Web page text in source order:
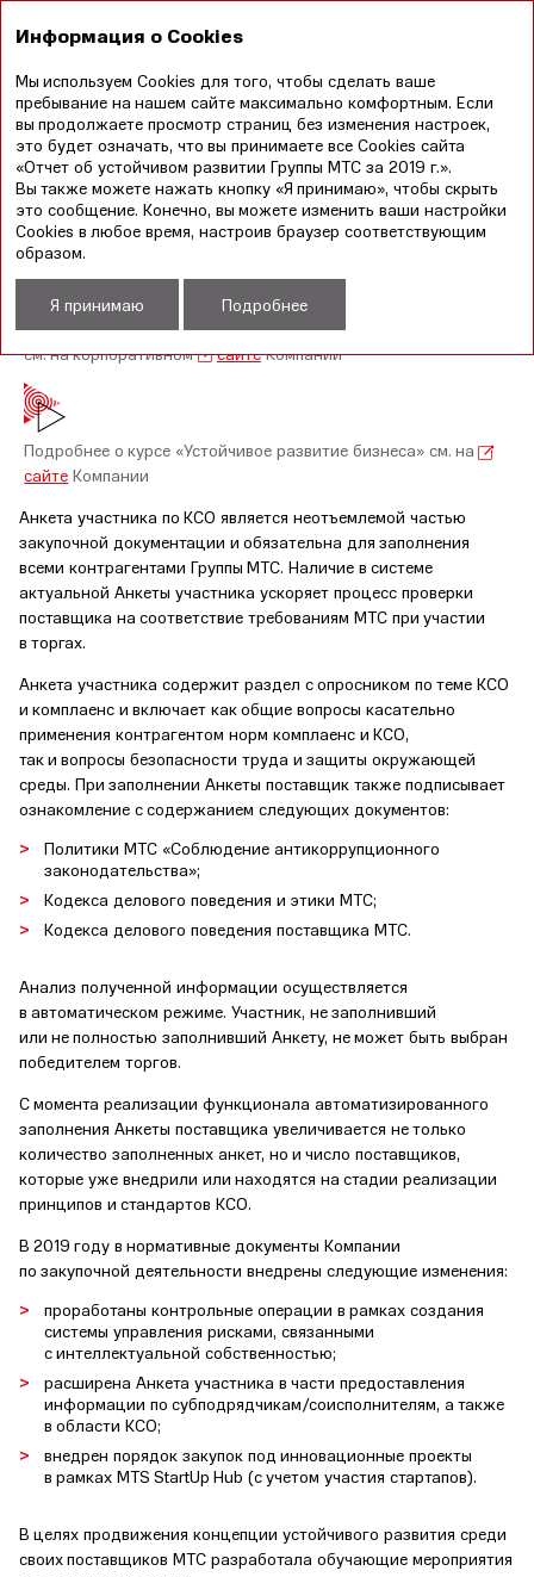
Годовой отчет
2019
Отчет в области устойчивого
развития 2019
ОТВЕТСТВЕННЫЕ ЦЕПОЧКИ
ПОСТАВОК
Полный текст Политики МТС «Соблюдение
антикоррупционного законодательства»
см. на корпоративном
сайтеКомпании
Подробнее о курсе «Устойчивое развитие бизнеса» см. на
сайте Компании
Анкета участника по КСО является неотъемлемой частью
закупочной документации и обязательна для заполнения
всеми контрагентами Группы МТС. Наличие в системе
актуальной Анкеты участника ускоряет процесс проверки
поставщика на соответствие требованиям МТС при участии
в торгах.
Анкета участника содержит раздел с опросником по теме КСО
и комплаенс и включает как общие вопросы касательно
применения контрагентом норм комплаенс и КСО,
так и вопросы безопасности труда и защиты окружающей
среды. При заполнении Анкеты поставщик также подписывает
ознакомление с содержанием следующих документов:
Политики МТС «Соблюдение антикоррупционного
законодательства»;
Кодекса делового поведения и этики МТС;
Кодекса делового поведения поставщика МТС.
Анализ полученной информации осуществляется
в автоматическом режиме. Участник, не заполнивший
или не полностью заполнивший Анкету, не может быть выбран
победителем торгов.
С момента реализации функционала автоматизированного
заполнения Анкеты поставщика увеличивается не только
количество заполненных анкет, но и число поставщиков,
которые уже внедрили или находятся на стадии реализации
принципов и стандартов КСО.
В 2019 году в нормативные документы Компании
по закупочной деятельности внедрены следующие изменения:
проработаны контрольные операции в рамках создания
системы управления рисками, связанными
с интеллектуальной собственностью;
расширена Анкета участника в части предоставления
информации по субподрядчикам/соисполнителям, а также
в области КСО;
внедрен порядок закупок под инновационные проекты
в рамках MTS StartUp Hub (с учетом участия стартапов).
В целях продвижения концепции устойчивого развития среди
своих поставщиков МТС разработала обучающие мероприятия
Информация о Cookies
Мы используем Cookies для того, чтобы сделать ваше
пребывание на нашем сайте максимально комфортным. Если
вы продолжаете просмотр страниц без изменения настроек,
это будет означать, что вы принимаете все Cookies сайта
«Отчет об устойчивом развитии Группы МТС за 2019 г.».
Вы также можете нажать кнопку «Я принимаю», чтобы скрыть
это сообщение. Конечно, вы можете изменить ваши настройки
Cookies в любое время, настроив браузер соответствующим
образом.
Я принимаю Подробнее